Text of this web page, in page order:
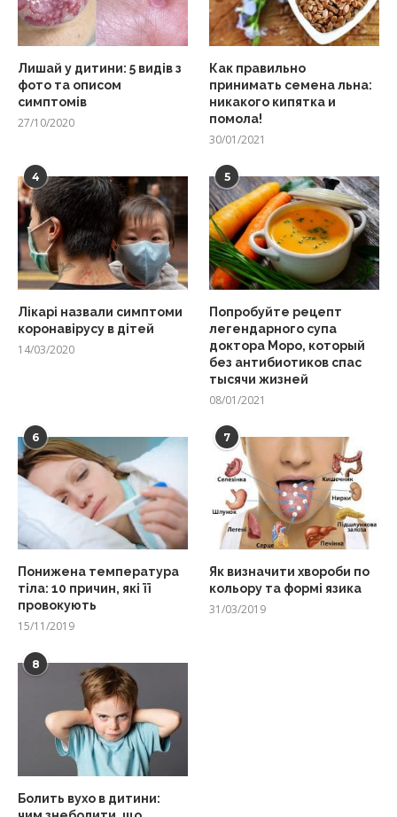
Лишай у дитини: 5 видів з
фото та описом
симптомів
27/10/2020
Как правильно
принимать семена льна:
никакого кипятка и
помола!
30/01/2021
4
Лікарі назвали симптоми
коронавірусу в дітей
14/03/2020
5
Попробуйте рецепт
легендарного супа
доктора Моро, который
без антибиотиков спас
тысячи жизней
08/01/2021
6
Понижена температура
тіла: 10 причин, які її
провокують
15/11/2019
7
Як визначити хвороби по
кольору та формі язика
31/03/2019
8
Болить вухо в дитини: